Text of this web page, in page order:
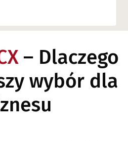
– Dlaczego
wybór dla